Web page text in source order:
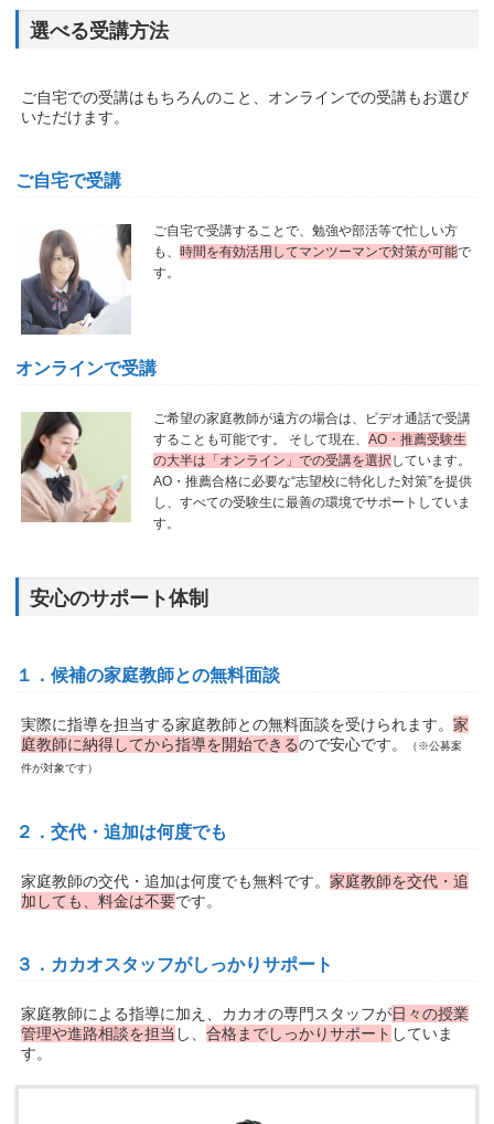
選べる受講方法
ご自宅での受講はもちろんのこと、オンラインでの受講もお選び
いただけます。
ご自宅で受講
ご自宅で受講することで、勉強や部活等で忙しい方
も、時間を有効活用してマンツーマンで対策が可能で
す。
オンラインで受講
ご希望の家庭教師が遠方の場合は、ビデオ通話で受講
することも可能です。 そして現在、AO・推薦受験生
の大半は「オンライン」での受講を選択 しています。
AO・推薦合格に必要な“志望校に特化した対策”を提供
し、すべての受験生に最善の環境でサポートしていま
す。
安心のサポート体制
１．候補の家庭教師との無料面談
実際に指導を担当する家庭教師との無料面談を受けられます。家
庭教師に納得してから指導を開始できるので安心です。
（※公募案
件が対象です）
２．交代・追加は何度でも
家庭教師の交代・追加は何度でも無料です。家庭教師を交代・追
加しても、料金は不要です。
３．カカオスタッフがしっかりサポート
家庭教師による指導に加え、カカオの専門スタッフが日々の授業
管理や進路相談を担当 し、合格までしっかりサポート していま
す。